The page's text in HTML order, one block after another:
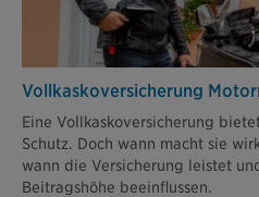
Vollkasko­versicherung
Eine Vollkaskoversicherung
Schutz. Doch wann macht sie
wann die Versicherung leistet
Beitragshöhe beeinflussen.